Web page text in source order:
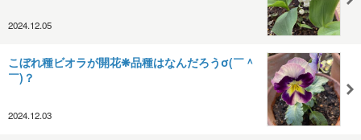
2024.12.05
こぼれ種ビオラが開花❋品種はなんだろうσ(￣＾
￣)？
2024.12.03